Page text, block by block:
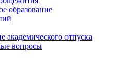
образование
академического отпуска
вопросы